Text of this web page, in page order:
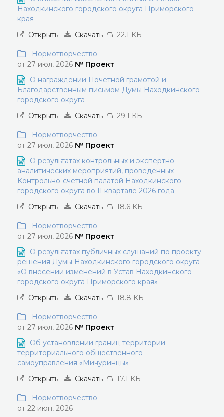
Находкинского городского округа Приморского
края
Открыть
Скачать 22.1 КБ
Нормотворчество
от 27 июл, 2026 № Проект
О награждении Почетной грамотой и
Благодарственным письмом Думы Находкинского
городского округа
Открыть
Скачать 29.1 КБ
Нормотворчество
от 27 июл, 2026 № Проект
О результатах контрольных и экспертно-
аналитических мероприятий, проведенных
Контрольно-счетной палатой Находкинского
городского округа во II квартале 2026 года
Открыть
Скачать 18.6 КБ
Нормотворчество
от 27 июл, 2026 № Проект
О результатах публичных слушаний по проекту
решения Думы Находкинского городского округа
«О внесении изменений в Устав Находкинского
городского округа Приморского края»
Открыть
Скачать 18.8 КБ
Нормотворчество
от 27 июл, 2026 № Проект
Об установлении границ территории
территориального общественного
самоуправления «Мичуринцы»
Открыть
Скачать 17.1 КБ
Нормотворчество
от 22 июн, 2026